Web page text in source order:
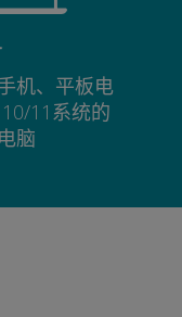
机、平板电
11系统的
脑